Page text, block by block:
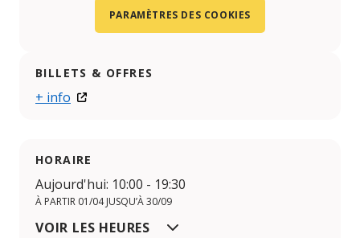
PARAMÈTRES DES COOKIES
BILLETS & OFFRES
+ info
HORAIRE
Aujourd'hui: 10:00 - 19:30
À PARTIR 01/04 JUSQU’À 30/09
VOIR LES HEURES